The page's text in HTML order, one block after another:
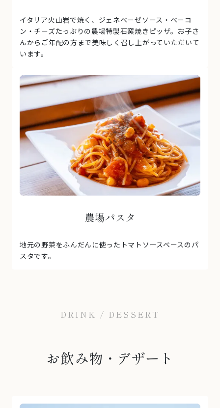
イタリア火山岩で焼く、ジェネベーゼソース・ベーコ
ン・チーズたっぷりの農場特製石窯焼きピッザ。お子さ
んからご年配の方まで美味しく召し上がっていただいて
います。
農場パスタ
地元の野菜をふんだんに使ったトマトソースベースのパ
スタです。
DRINK / DESSERT
お飲み物・デザート